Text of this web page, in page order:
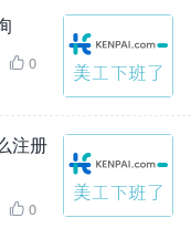
 0
注册
 0